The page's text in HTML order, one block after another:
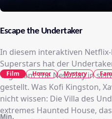
Escape the Undertaker
In diesem interaktiven Netflix-
Superstars hat der
Tag-Team The New Day in
gestellt. Was Kofi Kingston,
nicht wissen: Die Villa des
extremes Haunted House,
Min.
Film Horror Mystery